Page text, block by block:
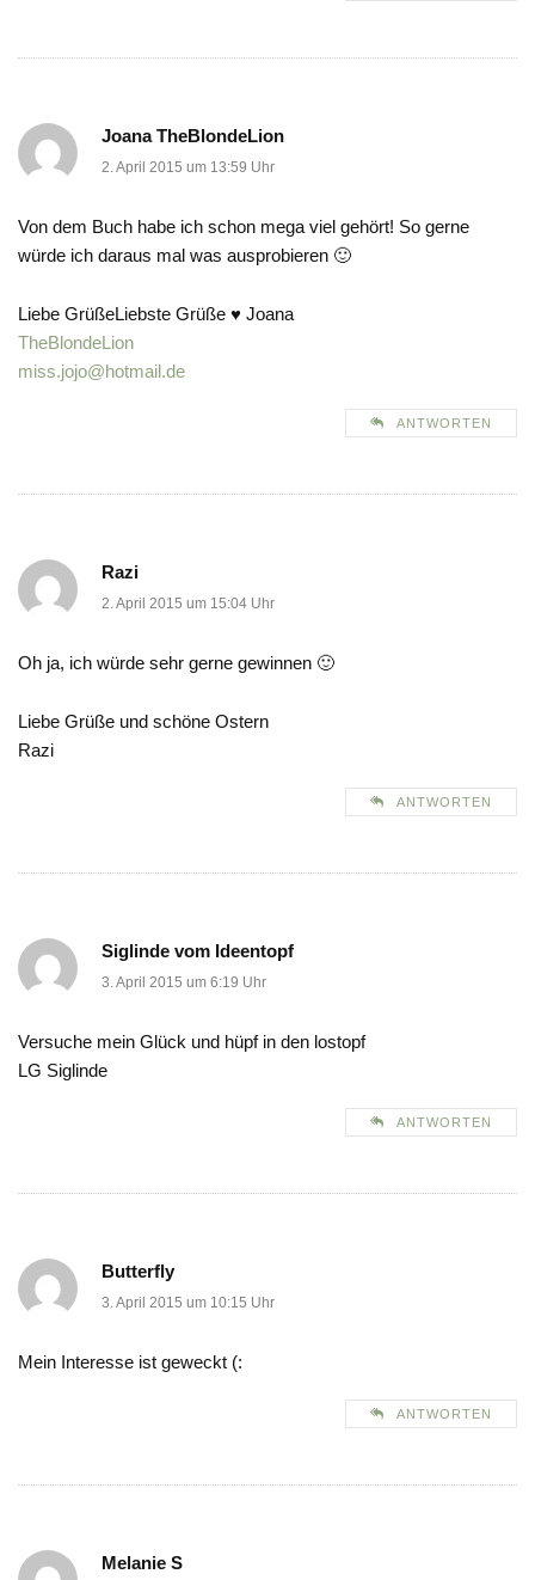
Joana TheBlondeLion
2. April 2015 um 13:59 Uhr
Von dem Buch habe ich schon mega viel gehört! So gerne
würde ich daraus mal was ausprobieren 🙂
Liebe GrüßeLiebste Grüße ♥ Joana
TheBlondeLion
miss.jojo@hotmail.de
ANTWORTEN
Razi
2. April 2015 um 15:04 Uhr
Oh ja, ich würde sehr gerne gewinnen 🙂
Liebe Grüße und schöne Ostern
Razi
ANTWORTEN
Siglinde vom Ideentopf
3. April 2015 um 6:19 Uhr
Versuche mein Glück und hüpf in den lostopf
LG Siglinde
ANTWORTEN
Butterfly
3. April 2015 um 10:15 Uhr
Mein Interesse ist geweckt (:
ANTWORTEN
Melanie S